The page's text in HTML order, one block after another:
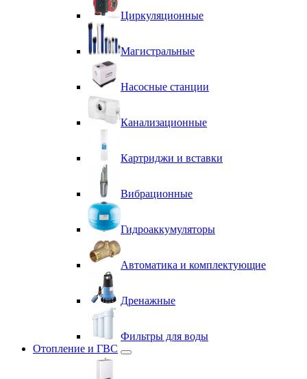
Циркуляционные
Магистральные
Насосные станции
Канализационные
Картриджи и вставки
Вибрационные
Гидроаккумуляторы
Автоматика и комплектующие
Дренажные
Фильтры для воды
Отопление и ГВС